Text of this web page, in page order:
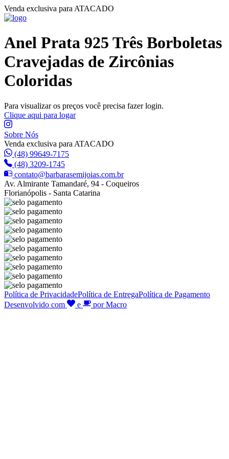
Venda exclusiva para ATACADO
Anel Prata 925 Três Borboletas
Cravejadas de Zircônias
Coloridas
Para visualizar os preços você precisa fazer login.
Clique aqui para logar
Sobre Nós
Venda exclusiva para ATACADO
(48) 99649-7175
(48) 3209-1745
contato@barbarasemijoias.com.br
Av. Almirante Tamandaré, 94 - Coqueiros
Florianópolis - Santa Catarina
Política de PrivacidadePolítica de EntregaPolítica de Pagamento
Desenvolvido com
e por Macro